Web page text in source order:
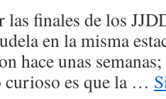
finales de los
en la misma
hace unas
es que la …